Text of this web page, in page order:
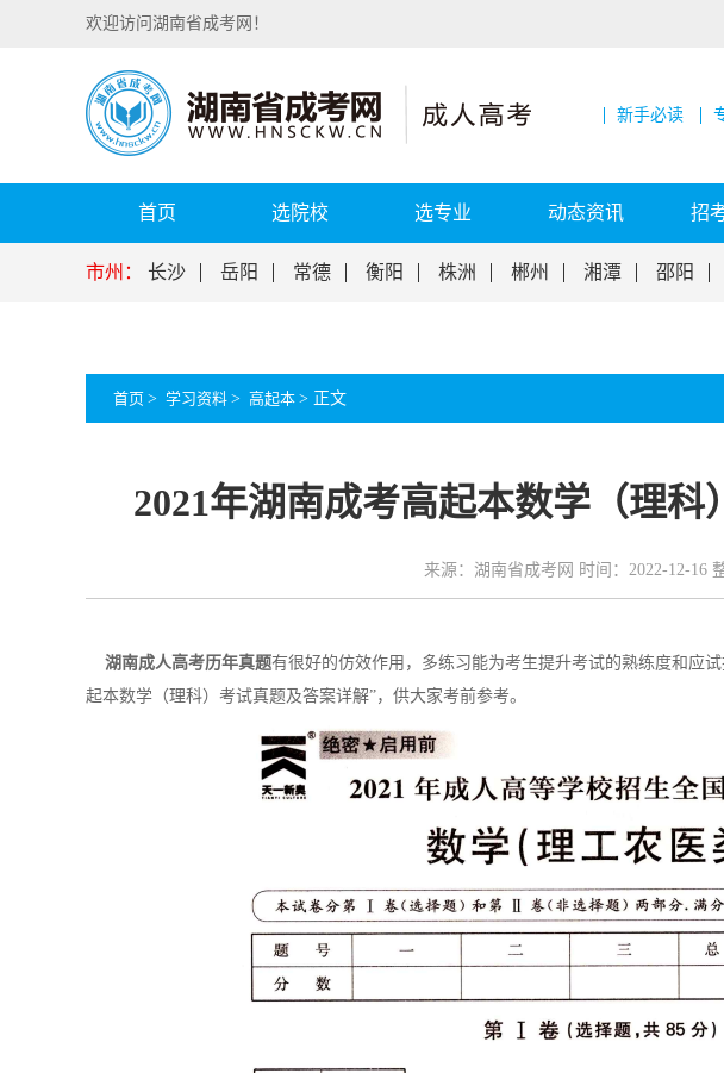
欢迎访问湖南省成考网！
新手必读
首页 选院校 选专业 动态资讯 招
市州： 长沙 岳阳 常德 衡阳 株洲 郴州 湘潭 邵阳
首页 > 学习资料 > 高起本 > 正文
2021年湖南成考高起本数学（理
来源：湖南省成考网 时间：2022-12-16
湖南成人高考历年真题有很好的仿效作用，多练习能为考生提升考试的熟练度和应
起本数学（理科）考试真题及答案详解”，供大家考前参考。
湖南